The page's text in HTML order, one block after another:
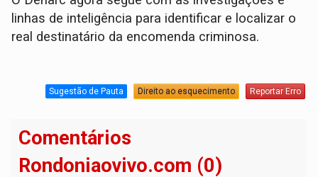
linhas de inteligência para identificar e localizar o
real destinatário da encomenda criminosa.
Sugestão de Pauta Direito ao esquecimento Reportar Erro
Comentários
Rondoniaovivo.com (0)